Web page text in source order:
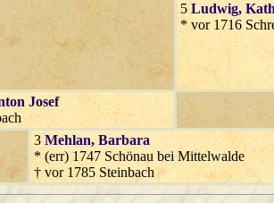
5 Ludwig,
* vor 1716
Josef
3 Mehlan, Barbara
* (err) 1747 Schönau bei Mittelwalde
† vor 1785 Steinbach